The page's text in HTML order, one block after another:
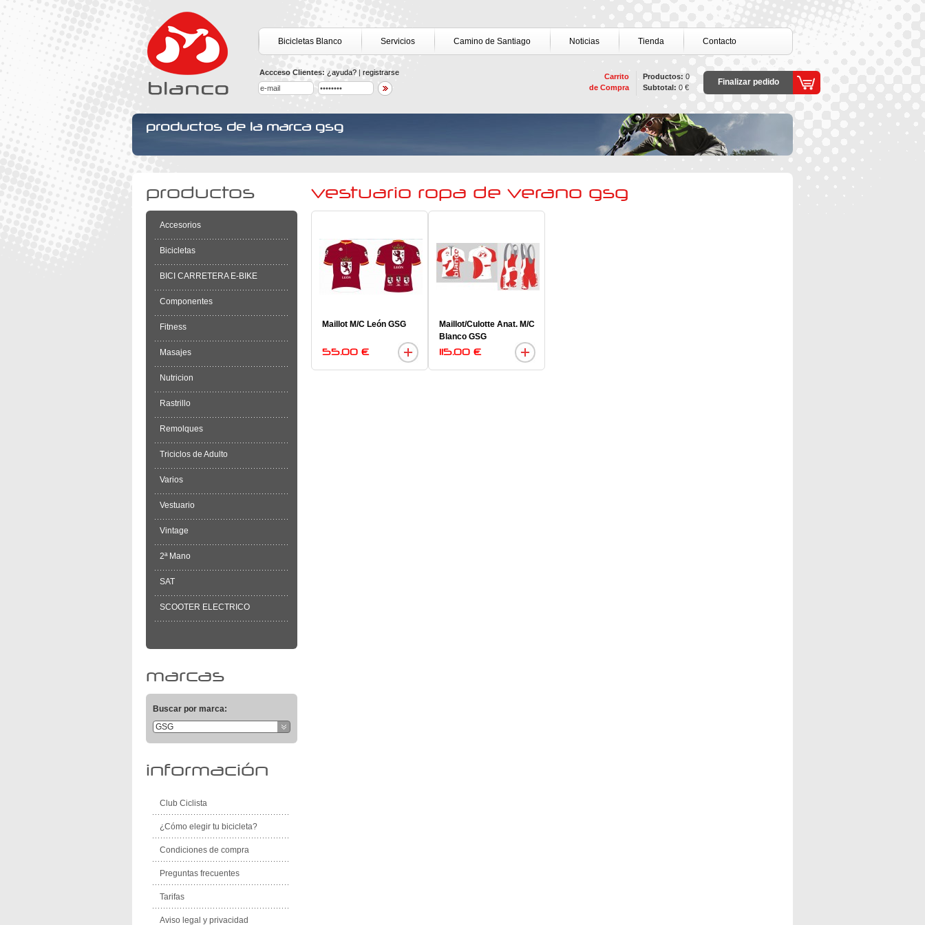
Bicicletas Blanco Servicios Camino de Santiago Noticias Tienda Contacto
Accceso Clientes: ¿ayuda? | registrarse
Carrito
de Compra
Productos: 0
Subtotal: 0 €
Finalizar pedido
productos de la marca gsg
productos
Accesorios
Bicicletas
BICI CARRETERA E-BIKE
Componentes
Fitness
Masajes
Nutricion
Rastrillo
Remolques
Triciclos de Adulto
Varios
Vestuario
Vintage
2ª Mano
SAT
SCOOTER ELECTRICO
marcas
Buscar por marca:
GSG
información
Club Ciclista
¿Cómo elegir tu bicicleta?
Condiciones de compra
Preguntas frecuentes
Tarifas
Aviso legal y privacidad
vestuario ropa de verano gsg
Maillot M/C León GSG
55.00 €
Maillot/Culotte Anat. M/C
Blanco GSG
115.00 €